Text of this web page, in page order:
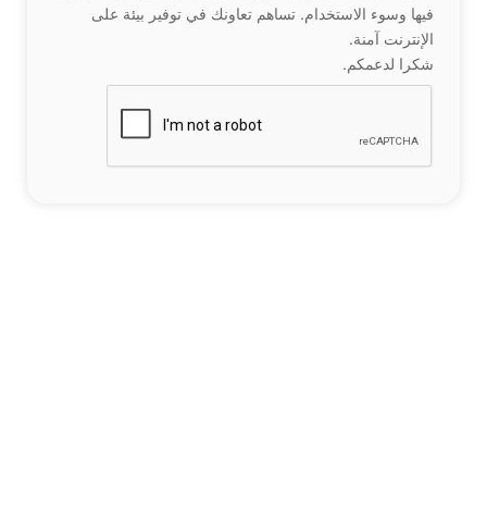
فيها وسوء الاستخدام. تساهم تعاونك في توفير بيئة على
الإنترنت آمنة.
شكرا لدعمكم.